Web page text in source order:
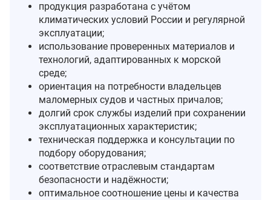
продукция разработана с учётом
климатических условий России и регулярной
эксплуатации;
использование проверенных материалов и
технологий, адаптированных к морской
среде;
ориентация на потребности владельцев
маломерных судов и частных причалов;
долгий срок службы изделий при сохранении
эксплуатационных характеристик;
техническая поддержка и консультации по
подбору оборудования;
соответствие отраслевым стандартам
безопасности и надёжности;
оптимальное соотношение цены и качества